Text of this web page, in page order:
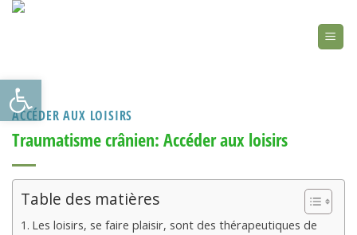
Ouvrir la barre d’outils
Skip
ACCÉDER AUX LOISIRS
Traumatisme crânien: Accéder aux loisirs
Table des matières
Les loisirs, se faire plaisir, sont des thérapeutiques de